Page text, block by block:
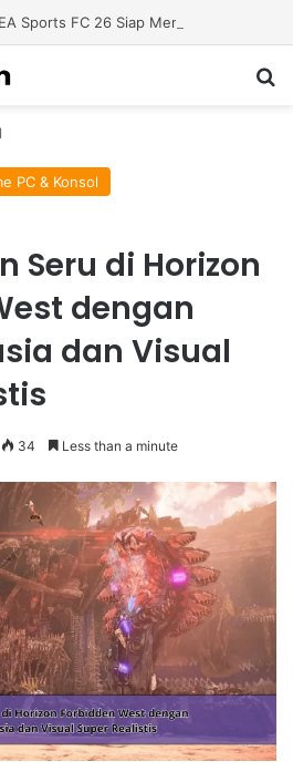
PC & Konsol
Seru di Horizon
dengan
dan Visual
34 Less than a minute